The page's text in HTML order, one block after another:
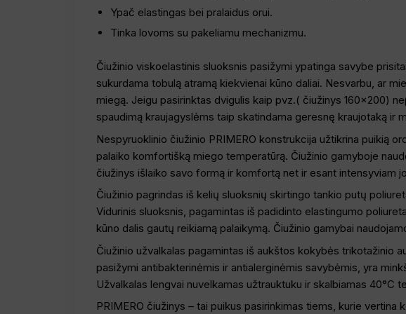
Ypač elastingas bei pralaidus orui.
Tinka lovoms su pakeliamu mechanizmu.
Čiužinio viskoelastinis sluoksnis pasižymi ypatinga savybe
sukurdama tobulą atramą kiekvienai kūno daliai. Nesvarbu, ar
miegą. Jeigu pasirinktas dvigulis kaip pvz.( čiužinys 160×200)
spaudimą kraujagyslėms taip skatindama geresnę kraujotaką ir
Nespyruoklinio čiužinio PRIMERO konstrukcija užtikrina puikią
palaiko komfortišką miego temperatūrą. Čiužinio gamyboje
čiužinys išlaiko savo formą ir komfortą net ir esant intensyviam
Čiužinio pagrindas iš kelių sluoksnių skirtingo tankio putų
Vidurinis sluoksnis, pagamintas iš padidinto elastingumo
kūno dalis gautų reikiamą palaikymą. Čiužinio gamybai
Čiužinio užvalkalas pagamintas iš aukštos kokybės trikotažinio
pasižymi antibakterinėmis ir antialerginėmis savybėmis, yra
Užvalkalas lengvai nuvelkamas užtrauktuku ir skalbiamas 40°C
PRIMERO čiužinys – tai puikus pasirinkimas tiems, kurie